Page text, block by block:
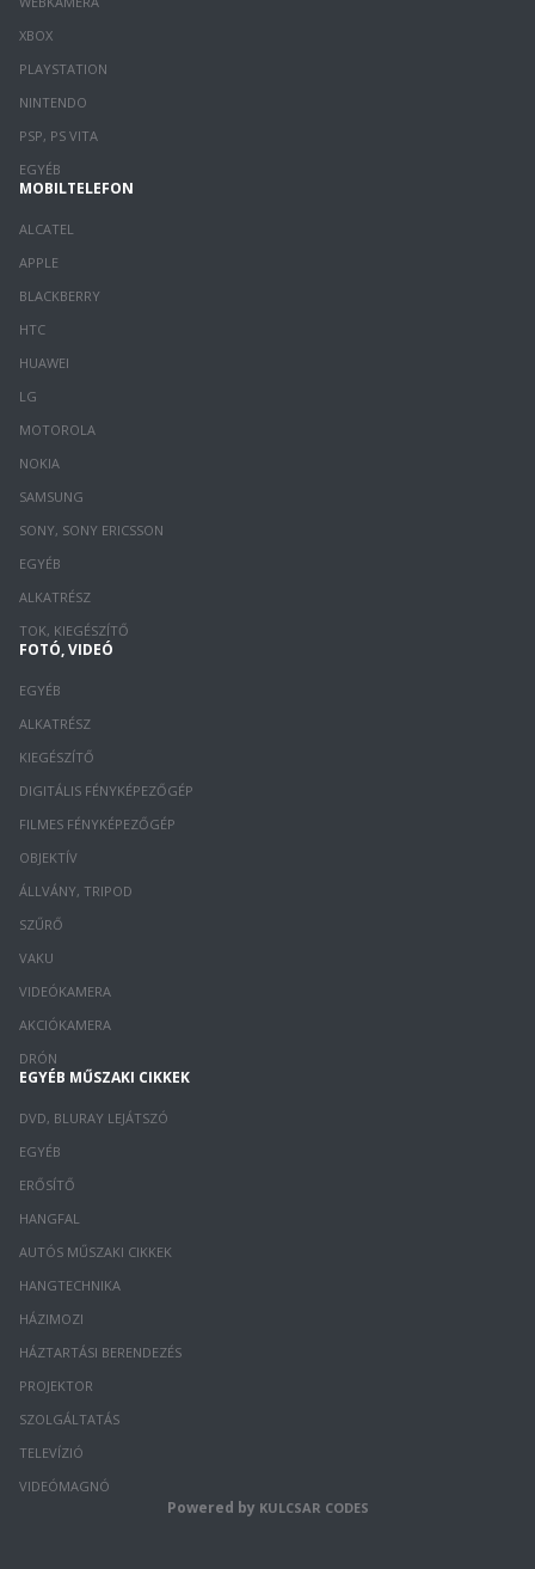
XBOX
PLAYSTATION
NINTENDO
PSP, PS VITA
EGYÉB
MOBILTELEFON
ALCATEL
APPLE
BLACKBERRY
HTC
HUAWEI
LG
MOTOROLA
NOKIA
SAMSUNG
SONY, SONY ERICSSON
EGYÉB
ALKATRÉSZ
TOK, KIEGÉSZÍTŐ
FOTÓ, VIDEÓ
EGYÉB
ALKATRÉSZ
KIEGÉSZÍTŐ
DIGITÁLIS FÉNYKÉPEZŐGÉP
FILMES FÉNYKÉPEZŐGÉP
OBJEKTÍV
ÁLLVÁNY, TRIPOD
SZŰRŐ
VAKU
VIDEÓKAMERA
AKCIÓKAMERA
DRÓN
EGYÉB MŰSZAKI CIKKEK
DVD, BLURAY LEJÁTSZÓ
EGYÉB
ERŐSÍTŐ
HANGFAL
AUTÓS MŰSZAKI CIKKEK
HANGTECHNIKA
HÁZIMOZI
HÁZTARTÁSI BERENDEZÉS
PROJEKTOR
SZOLGÁLTATÁS
TELEVÍZIÓ
VIDEÓMAGNÓ
Powered by KULCSAR CODES